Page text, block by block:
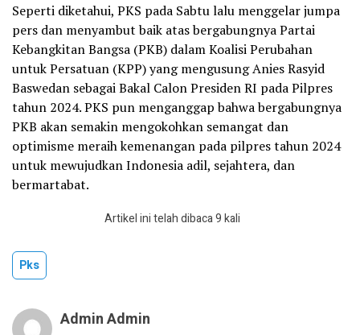
Seperti diketahui, PKS pada Sabtu lalu menggelar jumpa
pers dan menyambut baik atas bergabungnya Partai
Kebangkitan Bangsa (PKB) dalam Koalisi Perubahan
untuk Persatuan (KPP) yang mengusung Anies Rasyid
Baswedan sebagai Bakal Calon Presiden RI pada Pilpres
tahun 2024. PKS pun menganggap bahwa bergabungnya
PKB akan semakin mengokohkan semangat dan
optimisme meraih kemenangan pada pilpres tahun 2024
untuk mewujudkan Indonesia adil, sejahtera, dan
bermartabat.
Artikel ini telah dibaca 9 kali
Pks
Admin Admin